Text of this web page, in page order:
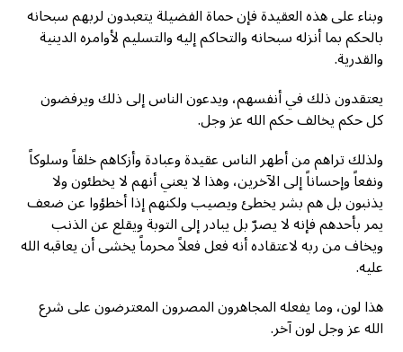
وبناء على هذه العقيدة فإن حماة الفضيلة يتعبدون لربهم سبحانه
بالحكم بما أنزله سبحانه والتحاكم إليه والتسليم لأوامره الدينية
والقدرية.
يعتقدون ذلك في أنفسهم، ويدعون الناس إلى ذلك ويرفضون
كل حكم يخالف حكم الله عز وجل.
ولذلك تراهم من أطهر الناس عقيدة وعبادة وأزكاهم خلقاً وسلوكاً
ونفعاً وإحساناً إلى الآخرين، وهذا لا يعني أنهم لا يخطئون ولا
يذنبون بل هم بشر يخطئ ويصيب ولكنهم إذا أخطؤوا عن ضعف
يمر بأحدهم فإنه لا يصرّ بل يبادر إلى التوبة ويقلع عن الذنب
ويخاف من ربه لاعتقاده أنه فعل فعلاً محرماً يخشى أن يعاقبه الله
عليه.
هذا لون، وما يفعله المجاهرون المصرون المعترضون على شرع
الله عز وجل لون آخر.